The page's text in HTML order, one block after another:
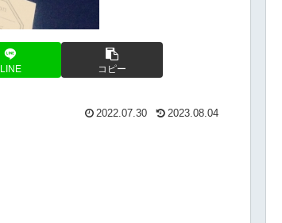
LINE コピー
2022.07.30 2023.08.04